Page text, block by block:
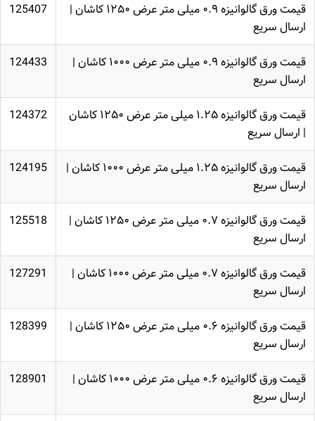
قیمت ورق گالوانیزه ۰.۹ میلی متر عرض ۱۲۵۰ کاشان |
ارسال سریع
125407
قیمت ورق گالوانیزه ۰.۹ میلی متر عرض ۱۰۰۰ کاشان |
ارسال سریع
124433
قیمت ورق گالوانیزه ۱.۲۵ میلی متر عرض ۱۲۵۰ کاشان
| ارسال سریع
124372
قیمت ورق گالوانیزه ۱.۲۵ میلی متر عرض ۱۰۰۰ کاشان |
ارسال سریع
124195
قیمت ورق گالوانیزه ۰.۷ میلی متر عرض ۱۲۵۰ کاشان |
ارسال سریع
125518
قیمت ورق گالوانیزه ۰.۷ میلی متر عرض ۱۰۰۰ کاشان |
ارسال سریع
127291
قیمت ورق گالوانیزه ۰.۶ میلی متر عرض ۱۲۵۰ کاشان |
ارسال سریع
128399
قیمت ورق گالوانیزه ۰.۶ میلی متر عرض ۱۰۰۰ کاشان |
ارسال سریع
128901